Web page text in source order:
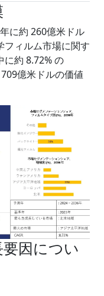
に約 260億米ドル
フィルム市場に関す
に約 8.72% の
億米ドルの価値
因につい